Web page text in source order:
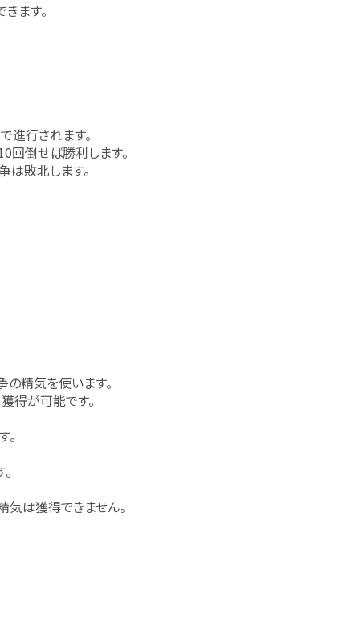
ます。
進行されます。
倒せば勝利します。
敗北します。
精気を使います。
得が可能です。
は獲得できません。